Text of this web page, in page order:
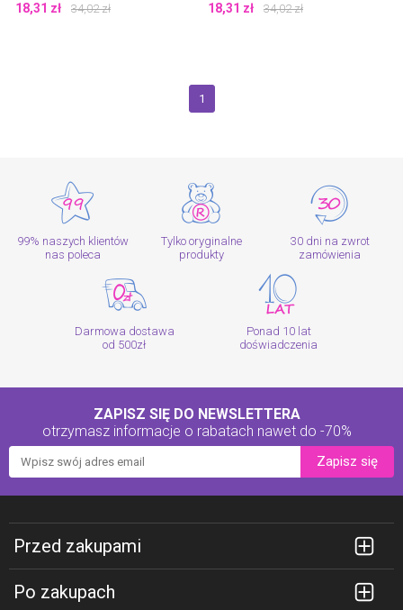
18,31 zł 34,02zł 18,31 zł 34,02zł
1
99% naszych klientów
nas poleca
Tylko oryginalne
produkty
30 dni na zwrot
zamówienia
Darmowa dostawa
od 500zł
Ponad 10 lat
doświadczenia
ZAPISZ SIĘ DO NEWSLETTERA
otrzymasz informacje o rabatach nawet do -70%
Zapisz się
Przed zakupami
Po zakupach